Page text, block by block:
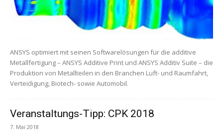
ANSYS optimiert mit seinen Softwarelösungen für die additive
Metallfertigung – ANSYS Additive Print und ANSYS Additiv Suite – die
Produktion von Metallteilen in den Branchen Luft- und Raumfahrt,
Verteidigung, Biotech- sowie Automobil.
Veranstaltungs-Tipp: CPK 2018
7. Mai 2018